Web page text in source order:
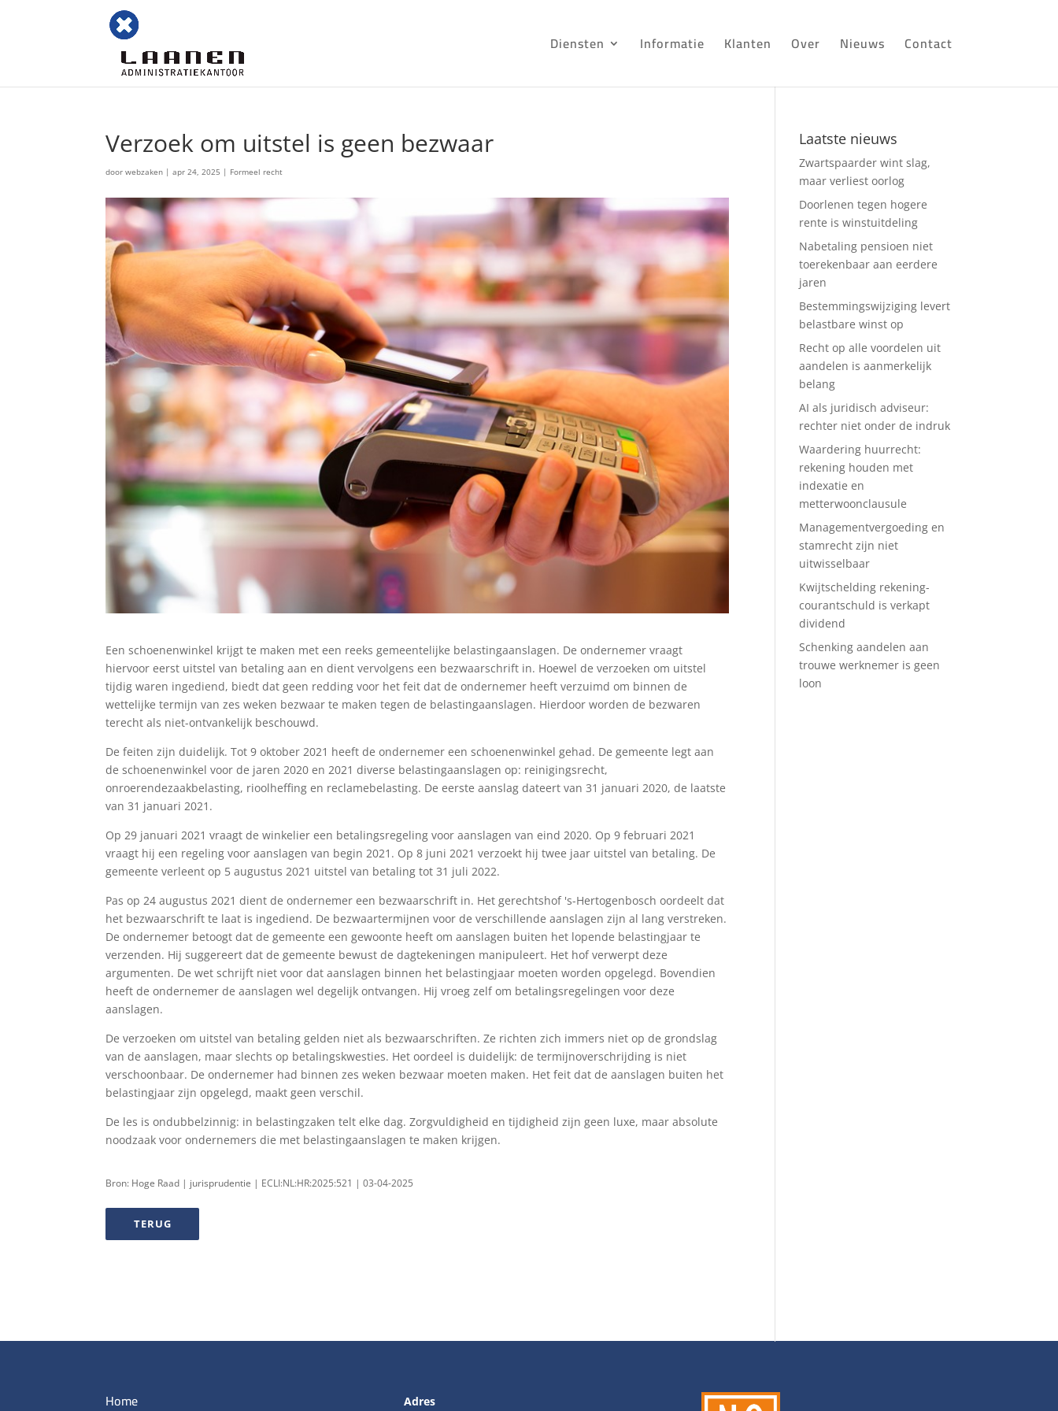
Diensten Informatie Klanten Over Nieuws Contact
Verzoek om uitstel is geen bezwaar
doorwebzaken |apr 24, 2025 | Formeel recht
Een schoenenwinkel krijgt te maken met een reeks gemeentelijke belastingaanslagen. De ondernemer vraagt
hiervoor eerst uitstel van betaling aan en dient vervolgens een bezwaarschrift in. Hoewel de verzoeken om uitstel
tijdig waren ingediend, biedt dat geen redding voor het feit dat de ondernemer heeft verzuimd om binnen de
wettelijke termijn van zes weken bezwaar te maken tegen de belastingaanslagen. Hierdoor worden de bezwaren
terecht als niet-ontvankelijk beschouwd.
De feiten zijn duidelijk. Tot 9 oktober 2021 heeft de ondernemer een schoenenwinkel gehad. De gemeente legt aan
de schoenenwinkel voor de jaren 2020 en 2021 diverse belastingaanslagen op: reinigingsrecht,
onroerendezaakbelasting, rioolheffing en reclamebelasting. De eerste aanslag dateert van 31 januari 2020, de laatste
van 31 januari 2021.
Op 29 januari 2021 vraagt de winkelier een betalingsregeling voor aanslagen van eind 2020. Op 9 februari 2021
vraagt hij een regeling voor aanslagen van begin 2021. Op 8 juni 2021 verzoekt hij twee jaar uitstel van betaling. De
gemeente verleent op 5 augustus 2021 uitstel van betaling tot 31 juli 2022.
Pas op 24 augustus 2021 dient de ondernemer een bezwaarschrift in. Het gerechtshof 's-Hertogenbosch oordeelt dat
het bezwaarschrift te laat is ingediend. De bezwaartermijnen voor de verschillende aanslagen zijn al lang verstreken.
De ondernemer betoogt dat de gemeente een gewoonte heeft om aanslagen buiten het lopende belastingjaar te
verzenden. Hij suggereert dat de gemeente bewust de dagtekeningen manipuleert. Het hof verwerpt deze
argumenten. De wet schrijft niet voor dat aanslagen binnen het belastingjaar moeten worden opgelegd. Bovendien
heeft de ondernemer de aanslagen wel degelijk ontvangen. Hij vroeg zelf om betalingsregelingen voor deze
aanslagen.
De verzoeken om uitstel van betaling gelden niet als bezwaarschriften. Ze richten zich immers niet op de grondslag
van de aanslagen, maar slechts op betalingskwesties. Het oordeel is duidelijk: de termijnoverschrijding is niet
verschoonbaar. De ondernemer had binnen zes weken bezwaar moeten maken. Het feit dat de aanslagen buiten het
belastingjaar zijn opgelegd, maakt geen verschil.
De les is ondubbelzinnig: in belastingzaken telt elke dag. Zorgvuldigheid en tijdigheid zijn geen luxe, maar absolute
noodzaak voor ondernemers die met belastingaanslagen te maken krijgen.
Bron: Hoge Raad | jurisprudentie | ECLI:NL:HR:2025:521 | 03-04-2025
TERUG
Laatste nieuws
Zwartspaarder wint slag,
maar verliest oorlog
Doorlenen tegen hogere
rente is winstuitdeling
Nabetaling pensioen niet
toerekenbaar aan eerdere
jaren
Bestemmingswijziging levert
belastbare winst op
Recht op alle voordelen uit
aandelen is aanmerkelijk
belang
AI als juridisch adviseur:
rechter niet onder de indruk
Waardering huurrecht:
rekening houden met
indexatie en
metterwoonclausule
Managementvergoeding en
stamrecht zijn niet
uitwisselbaar
Kwijtschelding rekening-
courantschuld is verkapt
dividend
Schenking aandelen aan
trouwe werknemer is geen
loon
Home Adres